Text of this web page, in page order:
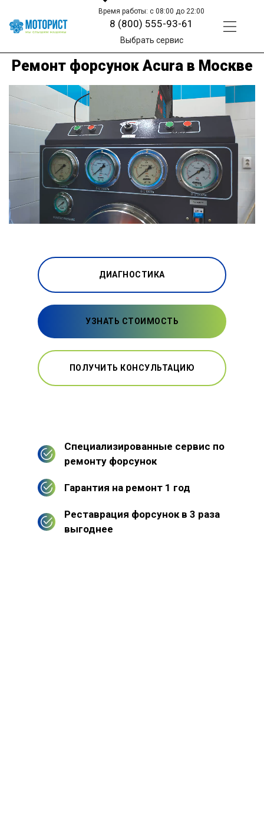
Время работы: с 08:00 до 22:00
8 (800) 555-93-61
Выбрать сервис
Ремонт форсунок Acura в Москве
ДИАГНОСТИКА
УЗНАТЬ СТОИМОСТЬ
ПОЛУЧИТЬ КОНСУЛЬТАЦИЮ
Специализированные сервис по
ремонту форсунок
Гарантия на ремонт 1 год
Реставрация форсунок в 3 раза
выгоднее